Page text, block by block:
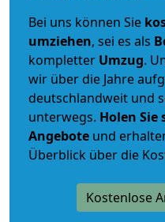
Bei uns können Sie
umziehen, sei es als
kompletter Umzug.
wir über die Jahre
deutschlandweit und
unterwegs. Holen
Angebote und
Überblick über die
Kostenlose